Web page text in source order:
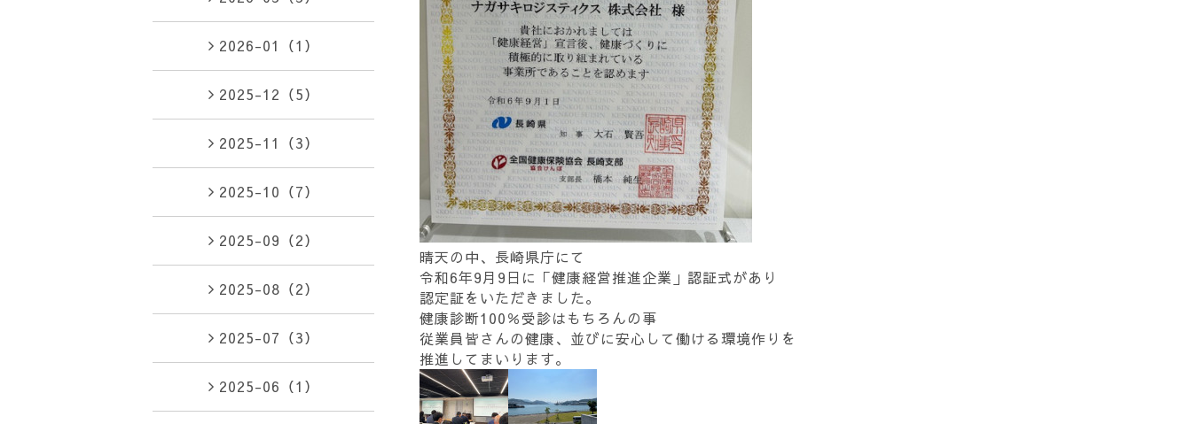
晴天の中、長崎県庁にて
令和6年9月9日に「健康経営推進企業」認証式があり
認定証をいただきました。
健康診断100％受診はもちろんの事
従業員皆さんの健康、並びに安心して働ける環境作りを
推進してまいります。
2026-01（1）
2025-12（5）
2025-11（3）
2025-10（7）
2025-09（2）
2025-08（2）
2025-07（3）
2025-06（1）